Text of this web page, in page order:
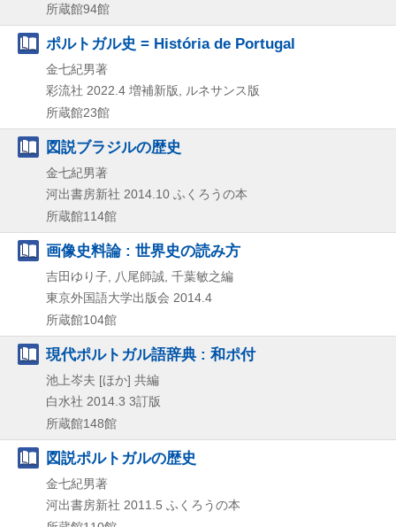
所蔵館94館
ポルトガル史 = História de Portugal
金七紀男著
彩流社 2022.4 増補新版, ルネサンス版
所蔵館23館
図説ブラジルの歴史
金七紀男著
河出書房新社 2014.10 ふくろうの本
所蔵館114館
画像史料論 : 世界史の読み方
吉田ゆり子, 八尾師誠, 千葉敏之編
東京外国語大学出版会 2014.4
所蔵館104館
現代ポルトガル語辞典 : 和ポ付
池上岑夫 [ほか] 共編
白水社 2014.3 3訂版
所蔵館148館
図説ポルトガルの歴史
金七紀男著
河出書房新社 2011.5 ふくろうの本